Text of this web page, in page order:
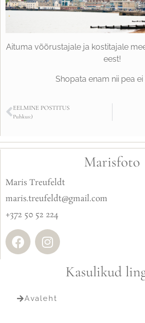
Aituma võõrustajale ja kostitajale
eest!
Shopata enam nii pea ei
EELMINE POSTITUS
Puhkus:)
Marisfoto
Maris Treufeldt
maris.treufeldt@gmail.com
+372 50 52 224
Kasulikud
Avaleht